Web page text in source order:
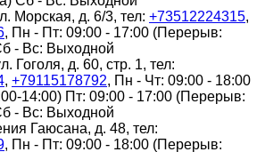
Морская, д. 6/3, тел: +73512224315,
, Пн - Пт: 09:00 - 17:00 (Перерыв:
- Вс: Выходной
Гоголя, д. 60, стр. 1, тел:
, +79115178792, Пн - Чт: 09:00 - 18:00
14:00) Пт: 09:00 - 17:00 (Перерыв:
- Вс: Выходной
Гаюсана, д. 48, тел:
, Пн - Пт: 09:00 - 18:00 (Перерыв: